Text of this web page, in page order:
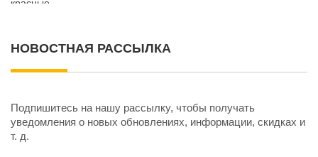
НОВОСТНАЯ РАССЫЛКА
Подпишитесь на нашу рассылку, чтобы получать
уведомления о новых обновлениях, информации, скидках и
т. д.